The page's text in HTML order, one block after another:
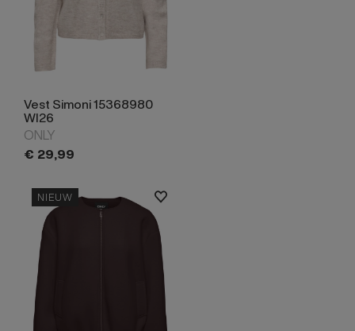
Vest Simoni 15368980
WI26
ONLY
€ 29,99
NIEUW